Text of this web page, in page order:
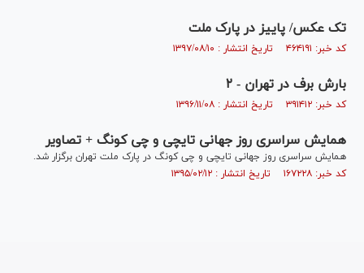
تک عکس/ پاییز در پارک ملت
کد خبر: ۴۶۴۱۹۱ تاریخ انتشار : ۱۳۹۷/۰۸/۱۰
بارش برف در تهران - ۲
کد خبر: ۳۹۱۴۱۲ تاریخ انتشار : ۱۳۹۶/۱۱/۰۸
همایش سراسری روز جهانی تایچی و چی کونگ + تصاویر
همایش سراسری روز جهانی تایچی و چی کونگ در پارک ملت تهران برگزار شد.
کد خبر: ۱۶۷۲۲۸ تاریخ انتشار : ۱۳۹۵/۰۲/۱۲